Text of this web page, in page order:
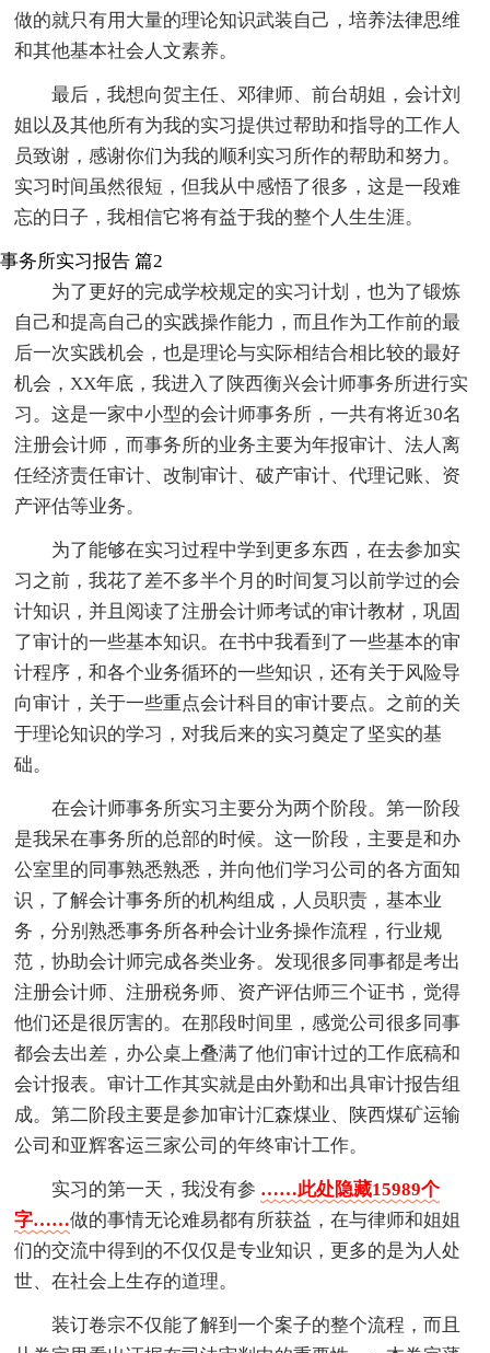
做的就只有用大量的理论知识武装自己，培养法律思维
和其他基本社会人文素养。
最后，我想向贺主任、邓律师、前台胡姐，会计刘
姐以及其他所有为我的实习提供过帮助和指导的工作人
员致谢，感谢你们为我的顺利实习所作的帮助和努力。
实习时间虽然很短，但我从中感悟了很多，这是一段难
忘的日子，我相信它将有益于我的整个人生生涯。
事务所实习报告 篇2
为了更好的完成学校规定的实习计划，也为了锻炼
自己和提高自己的实践操作能力，而且作为工作前的最
后一次实践机会，也是理论与实际相结合相比较的最好
机会，XX年底，我进入了陕西衡兴会计师事务所进行实
习。这是一家中小型的会计师事务所，一共有将近30名
注册会计师，而事务所的业务主要为年报审计、法人离
任经济责任审计、改制审计、破产审计、代理记账、资
产评估等业务。
为了能够在实习过程中学到更多东西，在去参加实
习之前，我花了差不多半个月的时间复习以前学过的会
计知识，并且阅读了注册会计师考试的审计教材，巩固
了审计的一些基本知识。在书中我看到了一些基本的审
计程序，和各个业务循环的一些知识，还有关于风险导
向审计，关于一些重点会计科目的审计要点。之前的关
于理论知识的学习，对我后来的实习奠定了坚实的基
础。
在会计师事务所实习主要分为两个阶段。第一阶段
是我呆在事务所的总部的时候。这一阶段，主要是和办
公室里的同事熟悉熟悉，并向他们学习公司的各方面知
识，了解会计事务所的机构组成，人员职责，基本业
务，分别熟悉事务所各种会计业务操作流程，行业规
范，协助会计师完成各类业务。发现很多同事都是考出
注册会计师、注册税务师、资产评估师三个证书，觉得
他们还是很厉害的。在那段时间里，感觉公司很多同事
都会去出差，办公桌上叠满了他们审计过的工作底稿和
会计报表。审计工作其实就是由外勤和出具审计报告组
成。第二阶段主要是参加审计汇森煤业、陕西煤矿运输
公司和亚辉客运三家公司的年终审计工作。
实习的第一天，我没有参 ……此处隐藏15989个
字……做的事情无论难易都有所获益，在与律师和姐姐
们的交流中得到的不仅仅是专业知识，更多的是为人处
世、在社会上生存的道理。
装订卷宗不仅能了解到一个案子的整个流程，而且